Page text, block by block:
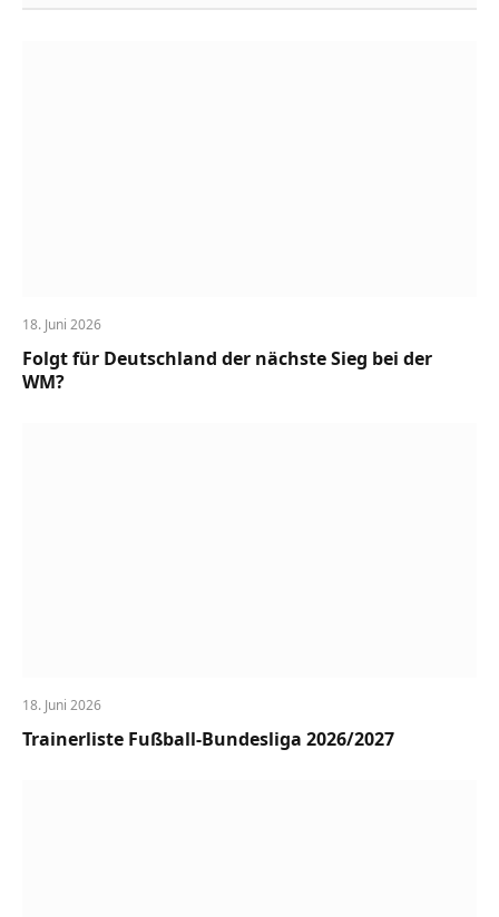
18. Juni 2026
Folgt für Deutschland der nächste Sieg bei der
WM?
18. Juni 2026
Trainerliste Fußball-Bundesliga 2026/2027